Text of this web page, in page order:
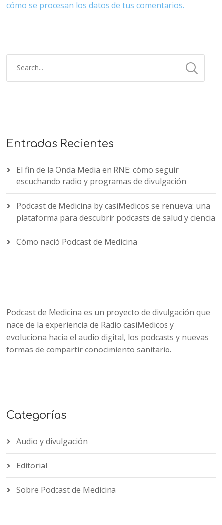
cómo se procesan los datos de tus comentarios.
Entradas Recientes
El fin de la Onda Media en RNE: cómo seguir
escuchando radio y programas de divulgación
Podcast de Medicina by casiMedicos se renueva: una
plataforma para descubrir podcasts de salud y ciencia
Cómo nació Podcast de Medicina
Podcast de Medicina es un proyecto de divulgación que
nace de la experiencia de Radio casiMedicos y
evoluciona hacia el audio digital, los podcasts y nuevas
formas de compartir conocimiento sanitario.
Categorías
Audio y divulgación
Editorial
Sobre Podcast de Medicina